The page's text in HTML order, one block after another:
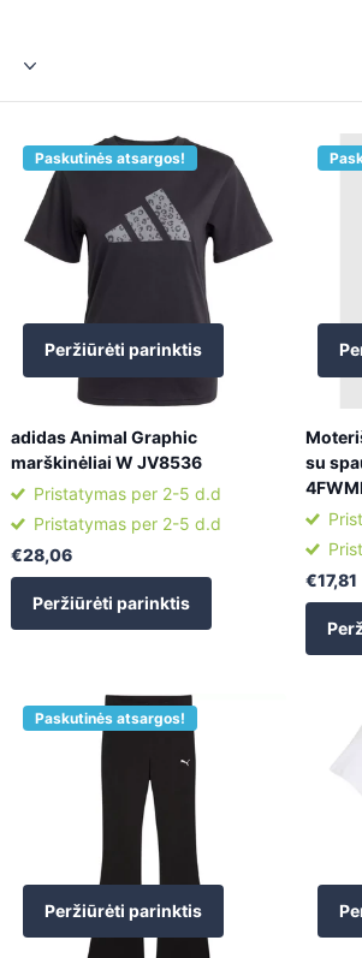
Paskutinės atsargos!
Peržiūrėti parinktis
adidas Animal Graphic
marškinėliai W JV8536
Pristatymas per 2-5 d.d
Pristatymas per 2-5 d.d
€28,06
Peržiūrėti parinktis
su
€17,81
Paskutinės atsargos!
Peržiūrėti parinktis